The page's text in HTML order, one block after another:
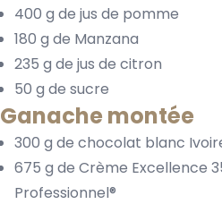
400 g de jus de pomme
180 g de Manzana
235 g de jus de citron
50 g de sucre
Ganache montée
300 g de chocolat blanc
675 g de Crème Excellence
Professionnel®